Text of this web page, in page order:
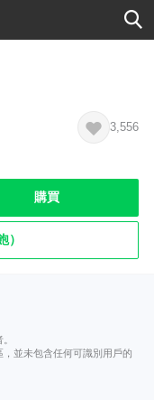
3,556
購買
）
並未包含任何可識別用戶的